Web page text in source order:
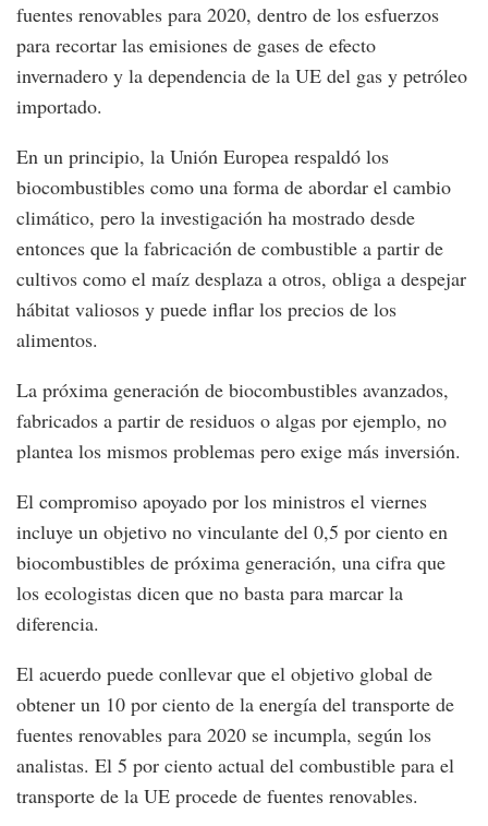
fuentes renovables para 2020, dentro de los esfuerzos
para recortar las emisiones de gases de efecto
invernadero y la dependencia de la UE del gas y petróleo
importado.
En un principio, la Unión Europea respaldó los
biocombustibles como una forma de abordar el cambio
climático, pero la investigación ha mostrado desde
entonces que la fabricación de combustible a partir de
cultivos como el maíz desplaza a otros, obliga a despejar
hábitat valiosos y puede inflar los precios de los
alimentos.
La próxima generación de biocombustibles avanzados,
fabricados a partir de residuos o algas por ejemplo, no
plantea los mismos problemas pero exige más inversión.
El compromiso apoyado por los ministros el viernes
incluye un objetivo no vinculante del 0,5 por ciento en
biocombustibles de próxima generación, una cifra que
los ecologistas dicen que no basta para marcar la
diferencia.
El acuerdo puede conllevar que el objetivo global de
obtener un 10 por ciento de la energía del transporte de
fuentes renovables para 2020 se incumpla, según los
analistas. El 5 por ciento actual del combustible para el
transporte de la UE procede de fuentes renovables.